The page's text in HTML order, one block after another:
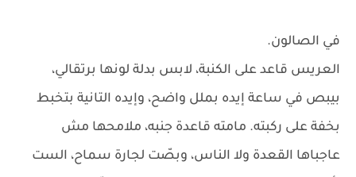
في الصالون.
العريس قاعد على الكنبة، لابس بدلة لونها برتقالي،
بيبص في ساعة إيده بملل واضح، وإيده التانية بتخبط
بخفة على ركبته. مامته قاعدة جنبه، ملامحها مش
عاجباها القعدة ولا الناس، وبصّت لجارة سماح، الست